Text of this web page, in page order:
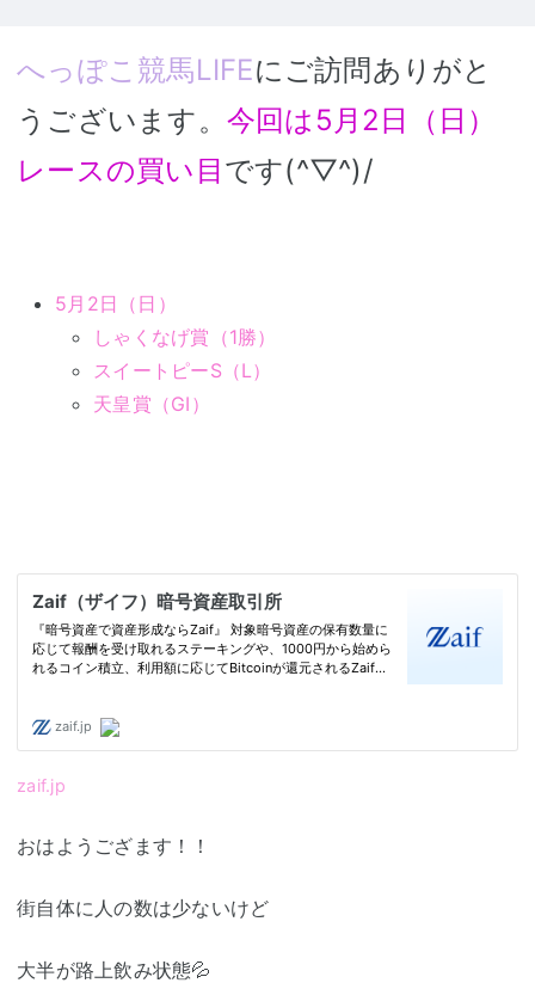
へっぽこ競馬LIFEにご訪問ありがと
うございます。 今回は5月2日（日）
レースの買い目です(^▽^)/
5月2日（日）
しゃくなげ賞（1勝）
スイートピーS（L）
天皇賞（GⅠ）
zaif.jp
おはようござます！！
街自体に人の数は少ないけど
大半が路上飲み状態💦